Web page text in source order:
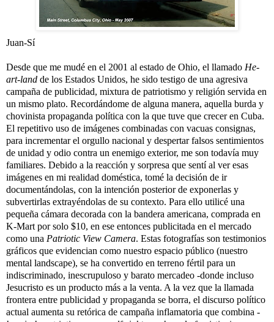
Juan-Sí
Desde que me mudé en el 2001 al estado de Ohio, el llamado He-
art-land de los Estados Unidos, he sido testigo de una agresiva
campaña de publicidad, mixtura de patriotismo y religión servida en
un mismo plato. Recordándome de alguna manera, aquella burda y
chovinista propaganda política con la que tuve que crecer en Cuba.
El repetitivo uso de imágenes combinadas con vacuas consignas,
para incrementar el orgullo nacional y despertar falsos sentimientos
de unidad y odio contra un enemigo exterior, me son todavía muy
familiares. Debido a la reacción y sorpresa que sentí al ver esas
imágenes en mi realidad doméstica, tomé la decisión de ir
documentándolas, con la intención posterior de exponerlas y
subvertirlas extrayéndolas de su contexto. Para ello utilicé una
pequeña cámara decorada con la bandera americana, comprada en
K-Mart por solo $10, en ese entonces publicitada en el mercado
como una Patriotic View Camera. Estas fotografías son testimonios
gráficos que evidencian como nuestro espacio público (nuestro
mental landscape), se ha convertido en terreno fértil para un
indiscriminado, inescrupuloso y barato mercadeo -donde incluso
Jesucristo es un producto más a la venta. A la vez que la llamada
frontera entre publicidad y propaganda se borra, el discurso político
actual aumenta su retórica de campaña inflamatoria que combina -